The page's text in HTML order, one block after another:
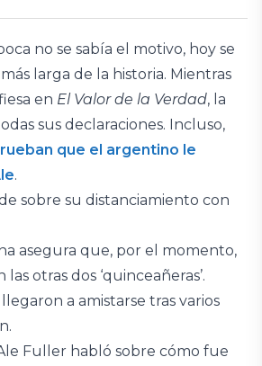
no se sabía el motivo, hoy se
larga de la historia. Mientras
en El Valor de la Verdad, la
sus declaraciones. Incluso,
que el argentino le
.
sobre su distanciamiento con
asegura que, por el momento,
otras dos ‘quinceañeras’.
a amistarse tras varios
Fuller habló sobre cómo fue